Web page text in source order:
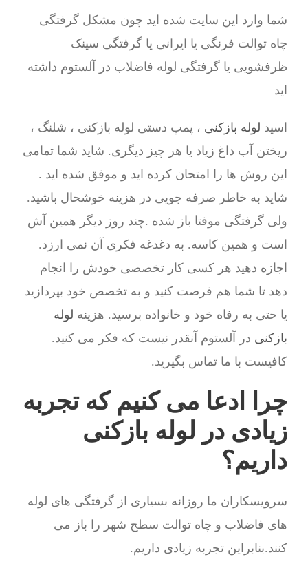
شما وارد این سایت شده اید چون مشکل گرفتگی
چاه توالت فرنگی یا ایرانی یا گرفتگی سینک
ظرفشویی یا گرفتگی لوله فاضلاب در آلستوم داشته
اید
اسید لوله بازکنی ، پمپ دستی لوله بازکنی ، شلنگ ،
ریختن آب داغ زیاد یا هر چیز دیگری. شاید شما تمامی
این روش ها را امتحان کرده اید و موفق شده اید .
شاید به خاطر صرفه جویی در هزینه خوشحال باشید.
ولی گرفتگی موفتا باز شده .چند روز دیگر همین آش
است و همین کاسه. به دغدغه فکری آن نمی ارزد.
اجازه دهید هر کسی کار تخصصی خودش را انجام
دهد تا شما هم فرصت کنید و به تخصص خود بپردازید
یا حتی به رفاه خود و خانواده برسید. هزینه لوله
بازکنی در آلستوم آنقدر نیست که فکر می کنید.
کافیست با ما تماس بگیرید.
چرا ادعا می کنیم که تجربه
زیادی در لوله بازکنی
داریم؟
سرویسکاران ما روزانه بسیاری از گرفتگی های لوله
های فاضلاب و چاه توالت سطح شهر را باز می
کنند.بنابراین تجربه زیادی داریم.